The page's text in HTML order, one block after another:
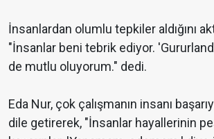
İnsanlardan olumlu tepkiler aldığını
"İnsanlar beni tebrik ediyor.
de mutlu oluyorum." dedi.
Eda Nur, çok çalışmanın insanı
dile getirerek, "İnsanlar hayallerinin